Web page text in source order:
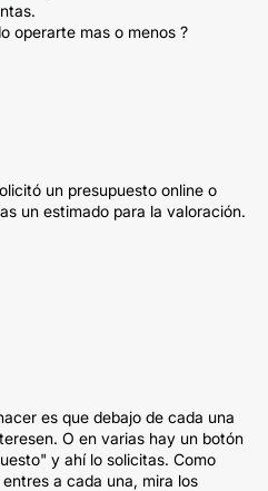
operarte mas o menos ?
un presupuesto online o
un estimado para la valoración.
es que debajo de cada una
O en varias hay un botón
y ahí lo solicitas. Como
a cada una, mira los